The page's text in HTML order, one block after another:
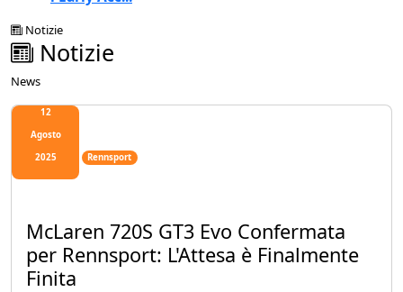
Notizie
Notizie
News
12
Agosto
2025
Rennsport
McLaren 720S GT3 Evo Confermata
per Rennsport: L'Attesa è Finalmente
Finita